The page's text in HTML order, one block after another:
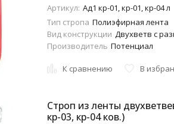
Артикул: Aд1 кр-01, кр-01, кр-04 л
Тип стропа Полиэфирная лента
Вид конструкции Двухветв с
Производитель Потенциал
К сравнению В
Строп из ленты
кр-03, кр-04 ков.)